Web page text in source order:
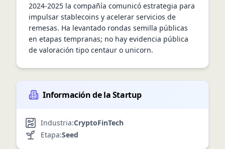
2024-2025 la compañía comunicó estrategia para
impulsar stablecoins y acelerar servicios de
remesas. Ha levantado rondas semilla públicas
en etapas tempranas; no hay evidencia pública
de valoración tipo centaur o unicorn.
Información de la Startup
Industria:CryptoFinTech
Etapa:Seed